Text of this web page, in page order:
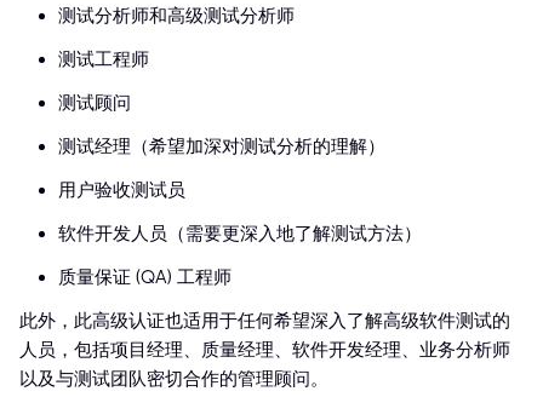
测试分析师和高级测试分析师
测试工程师
测试顾问
测试经理（希望加深对测试分析的理解）
用户验收测试员
软件开发人员（需要更深入地了解测试方法）
质量保证 (QA) 工程师
此外，此高级认证也适用于任何希望深入了解高级软件测试的
人员，包括项目经理、质量经理、软件开发经理、业务分析师
以及与测试团队密切合作的管理顾问。